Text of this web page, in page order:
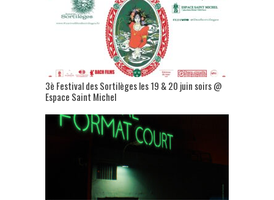
3è Festival des Sortilèges les 19 & 20 juin soirs @
Espace Saint Michel